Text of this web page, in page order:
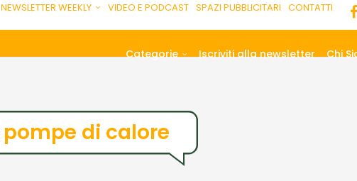
NEWSLETTER WEEKLY VIDEO E PODCAST SPAZI PUBBLICITARI CONTATTI
Categorie Iscriviti alla newsletter Chi
pompe di calore